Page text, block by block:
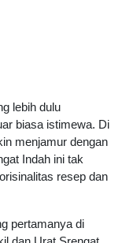
lebih dulu
biasa istimewa. Di
menjamur dengan
Indah ini tak
resep dan
pertamanya di